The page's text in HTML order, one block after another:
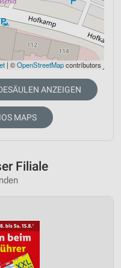
| ©OpenStreetMapcontributors
ANZEIGEN
MAPS
Filiale